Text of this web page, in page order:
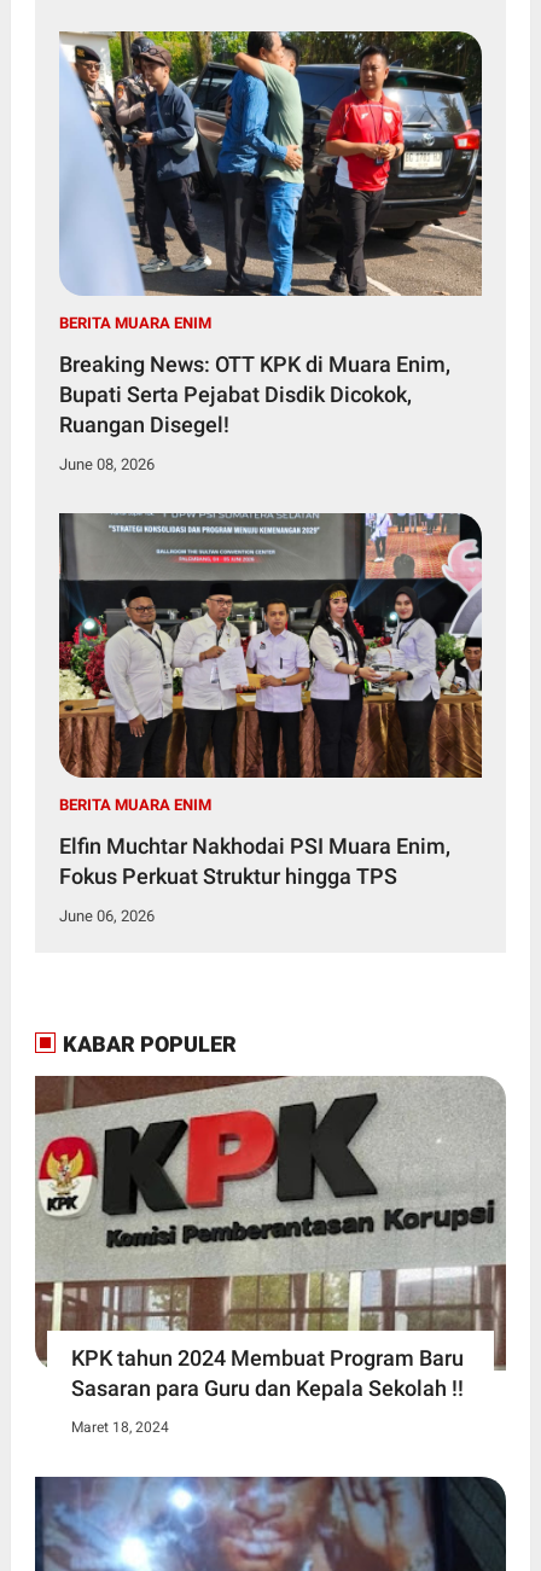
BERITA MUARA ENIM
Breaking News: OTT KPK di Muara Enim,
Bupati Serta Pejabat Disdik Dicokok,
Ruangan Disegel!
June 08, 2026
BERITA MUARA ENIM
Elfin Muchtar Nakhodai PSI Muara Enim,
Fokus Perkuat Struktur hingga TPS
June 06, 2026
KABAR POPULER
KPK tahun 2024 Membuat Program Baru
Sasaran para Guru dan Kepala Sekolah !!
Maret 18, 2024